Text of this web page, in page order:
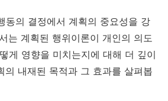
동의 결정에서 계획의 중요성을 강
는 계획된 행위이론이 개인의 의도
게 영향을 미치는지에 대해 더 깊이
의 내재된 목적과 그 효과를 살펴봅